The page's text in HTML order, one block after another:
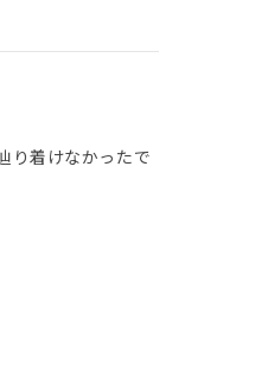
り着けなかったで